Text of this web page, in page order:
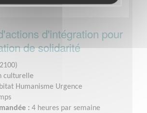
d'intégration pour
de solidarité
culturelle
Humanisme Urgence
: 4 heures par semaine